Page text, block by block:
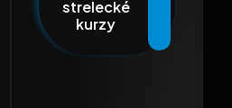
strelecké
kurzy